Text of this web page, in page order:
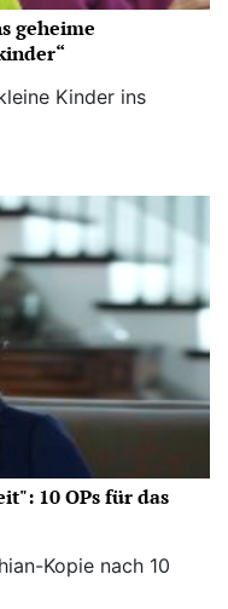
geheime
Kinder ins
10 OPs für das
Kopie nach 10